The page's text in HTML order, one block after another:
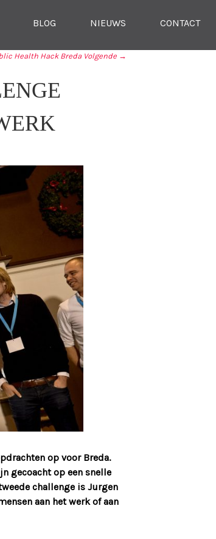
BLOG NIEUWS CONTACT
Health Hack Breda Volgende →
op voor Breda.
gecoacht op een snelle
challenge is Jurgen
aan het werk of aan